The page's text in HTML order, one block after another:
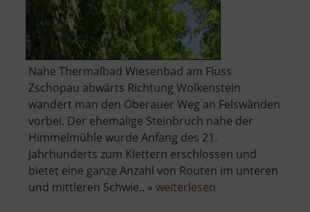
Nahe Thermalbad Wiesenbad am Fluss
Zschopau abwärts Richtung Wolkenstein
wandert man den Oberauer Weg an Felswänden
vorbei. Der ehemalige Steinbruch nahe der
Himmelmühle wurde Anfang des 21.
Jahrhunderts zum Klettern erschlossen und
bietet eine ganze Anzahl von Routen im unteren
und mittleren Schwie.. » weiterlesen